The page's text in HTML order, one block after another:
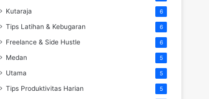
Kutaraja 6
Tips Latihan & Kebugaran 6
Freelance & Side Hustle 6
Medan 5
Utama 5
Tips Produktivitas Harian 5